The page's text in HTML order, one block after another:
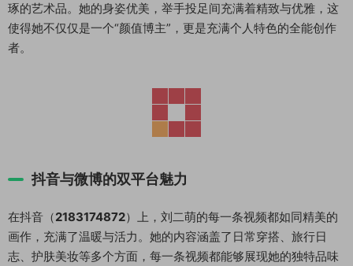
琢的艺术品。她的身姿优美，举手投足间充满着精致与优雅，这
使得她不仅仅是一个“颜值博主”，更是充满个人特色的全能创作
者。
抖音与微博的双平台魅力
在抖音（2183174872）上，刘二萌的每一条视频都如同精美的
画作，充满了温暖与活力。她的内容涵盖了日常穿搭、旅行日
志、护肤美妆等多个方面，每一条视频都能够展现她的独特品味